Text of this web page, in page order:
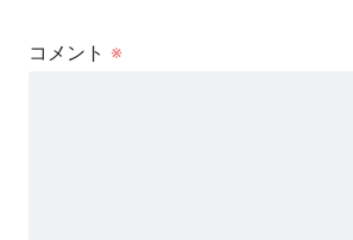
コメント ※